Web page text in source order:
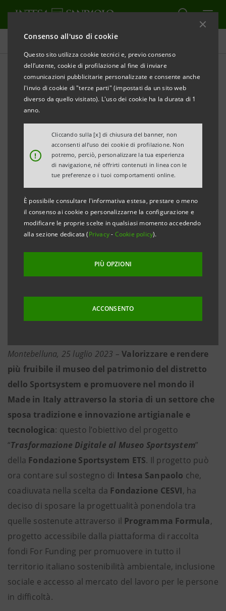
Consenso all'uso di cookie
Questo sito utilizza cookie tecnici e, previo consenso
dell’utente, cookie di profilazione al fine di inviare
comunicazioni pubblicitarie personalizzate e consente anche
l'invio di cookie di "terze parti" (impostati da un sito web
diverso da quello visitato). L'uso dei cookie ha la durata di 1
anno.
!
Cliccando sulla [x] di chiusura del banner, non
acconsenti all’uso dei cookie di profilazione. Non
potremo, perciò, personalizzare la tua esperienza
di navigazione, né offrirti contenuti in linea con le
tue preferenze o i tuoi comportamenti online.
È possibile consultare l'informativa estesa, prestare o meno
il consenso ai cookie o personalizzarne la configurazione e
modificare le proprie scelte in qualsiasi momento accedendo
alla sezione dedicata (Privacy- Cookie policy).
PIÙ OPZIONI
ACCONSENTO
Comunicati stampa
STAMPA AGGIORNA
COMUNICATO STAMPA
INTESA SANPAOLO SOSTIENE IL PROGETTO
SPORTSYSTEM”
Il progetto vuole valorizzare e rendere più
fruibile il museo del patrimonio del
distretto dello Sportsystem e promuovere
nel mondo il Made in Italy attraverso la
storia di un settore che sposa tradizione e
innovazione artigianale e tecnologica.
L’iniziativa è sostenuta da Intesa Sanpaolo,
in collaborazione con Fondazione CESVI,
a sostenibilità ambientale, inclusione
Montebelluna, 25 luglio 2023 –Valorizzare e rendere
più fruibile il museo del patrimonio del distretto
dello Sportsystem e promuovere nel mondo il
Made in Italy attraverso la storia di un settore che
sposa tradizione e innovazione artigianale e
tecnologica: questo l’obiettivo del progetto
“Trasformazione Digitale al Museo Sportsystem”
della Fondazione Sportsystem ETS. Il progetto può
ora contare sul sostegno di Intesa Sanpaolo che,
coadiuvata nella scelta da Fondazione CESVI, ha
deciso di sposare la progettualità ponendola tra
quelle sostenute attraverso il Programma Formula,
progetto accessibile dalla piattaforma di raccolta
fondi For Funding per promuovere in tutto il
territorio italiano sostenibilità ambientale, inclusione
sociale e accesso al mercato del lavoro per le persone
in difficoltà.